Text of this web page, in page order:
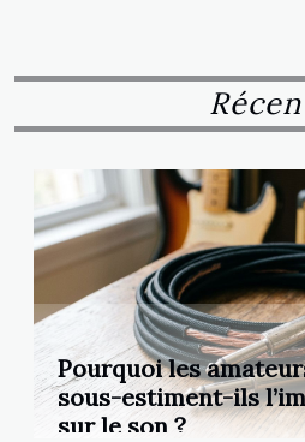
Pourquoi les
sous-estiment-ils
sur le son ?